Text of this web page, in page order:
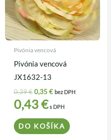
Pivónia vencová
Pivónia vencová
JX1632-13
0,39€ 0,35€ bez DPH
0,43€s DPH
DO KOŠÍKA